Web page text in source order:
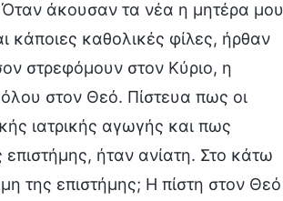
άκουσαν τα νέα η μητέρα μου
κάποιες καθολικές φίλες, ήρθαν
στρεφόμουν στον Κύριο, η
στον Θεό. Πίστευα πως οι
ιατρικής αγωγής και πως
ήταν ανίατη. Στο κάτω
της επιστήμης; Η πίστη στον Θεό